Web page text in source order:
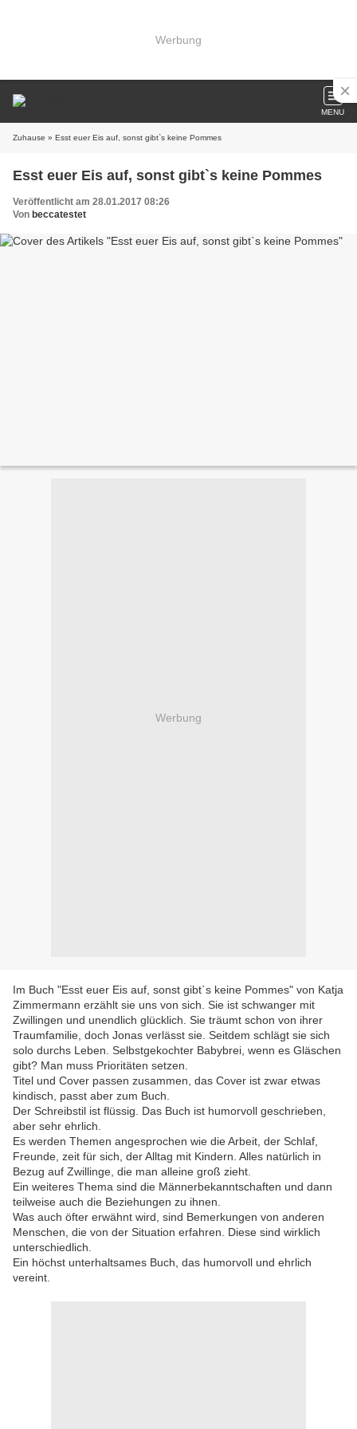
Werbung
MENU
Zuhause » Esst euer Eis auf, sonst gibt`s keine Pommes
Esst euer Eis auf, sonst gibt`s keine Pommes
Veröffentlicht am 28.01.2017 08:26
Von beccatestet
Werbung
Im Buch "Esst euer Eis auf, sonst gibt`s keine Pommes" von Katja
Zimmermann erzählt sie uns von sich. Sie ist schwanger mit
Zwillingen und unendlich glücklich. Sie träumt schon von ihrer
Traumfamilie, doch Jonas verlässt sie. Seitdem schlägt sie sich
solo durchs Leben. Selbstgekochter Babybrei, wenn es Gläschen
gibt? Man muss Prioritäten setzen.
Titel und Cover passen zusammen, das Cover ist zwar etwas
kindisch, passt aber zum Buch.
Der Schreibstil ist flüssig. Das Buch ist humorvoll geschrieben,
aber sehr ehrlich.
Es werden Themen angesprochen wie die Arbeit, der Schlaf,
Freunde, zeit für sich, der Alltag mit Kindern. Alles natürlich in
Bezug auf Zwillinge, die man alleine groß zieht.
Ein weiteres Thema sind die Männerbekanntschaften und dann
teilweise auch die Beziehungen zu ihnen.
Was auch öfter erwähnt wird, sind Bemerkungen von anderen
Menschen, die von der Situation erfahren. Diese sind wirklich
unterschiedlich.
Ein höchst unterhaltsames Buch, das humorvoll und ehrlich
vereint.